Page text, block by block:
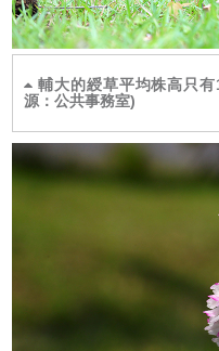
輔大的綬草平均株高只
源：公共事務室)